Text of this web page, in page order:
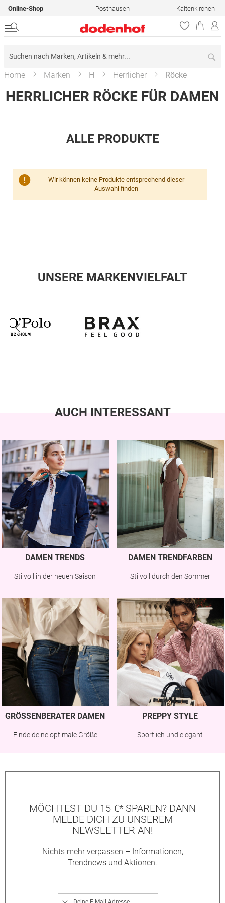
Online-Shop Posthausen Kaltenkirchen
Home Marken H Herrlicher Röcke
HERRLICHER RÖCKE FÜR DAMEN
ALLE PRODUKTE
Wir können keine Produkte entsprechend dieser
Auswahl finden
UNSERE MARKENVIELFALT
AUCH INTERESSANT
DAMEN TRENDS
Stilvoll in der neuen Saison
DAMEN TRENDFARBEN
Stilvoll durch den Sommer
GRÖSSENBERATER DAMEN
Finde deine optimale Größe
PREPPY STYLE
Sportlich und elegant
MÖCHTEST DU 15 €* SPAREN? DANN
MELDE DICH ZU UNSEREM
NEWSLETTER AN!
Nichts mehr verpassen – Informationen,
Trendnews und Aktionen.